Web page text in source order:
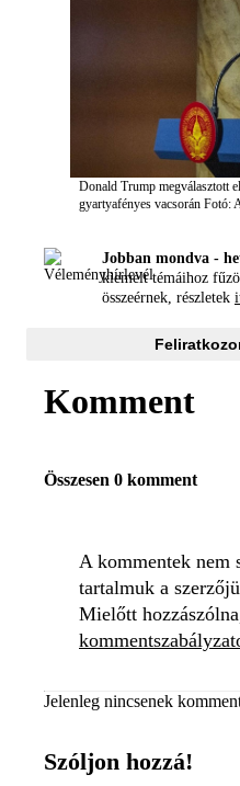
Donald Trump megválasztott
gyartyafényes vacsorán Fotó:
Jobban mondva -
kiemelt témáihoz
összeérnek, részletek
Komment
Összesen 0 komment
A kommentek nem
tartalmuk a
Mielőtt
Jelenleg nincsenek
Szóljon hozzá!